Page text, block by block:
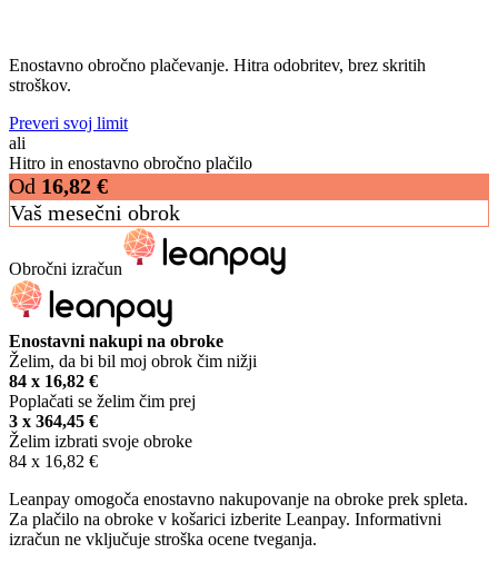
Enostavno obročno plačevanje. Hitra odobritev, brez skritih
stroškov.
Preveri svoj limit
ali
Hitro in enostavno obročno plačilo
Od 16,82 €
Vaš mesečni obrok
Obročni izračun
Enostavni nakupi na obroke
Želim, da bi bil moj obrok čim nižji
84 x 16,82 €
Poplačati se želim čim prej
3 x 364,45 €
Želim izbrati svoje obroke
84 x 16,82 €
Leanpay omogoča enostavno nakupovanje na obroke prek spleta.
Za plačilo na obroke v košarici izberite Leanpay. Informativni
izračun ne vključuje stroška ocene tveganja.